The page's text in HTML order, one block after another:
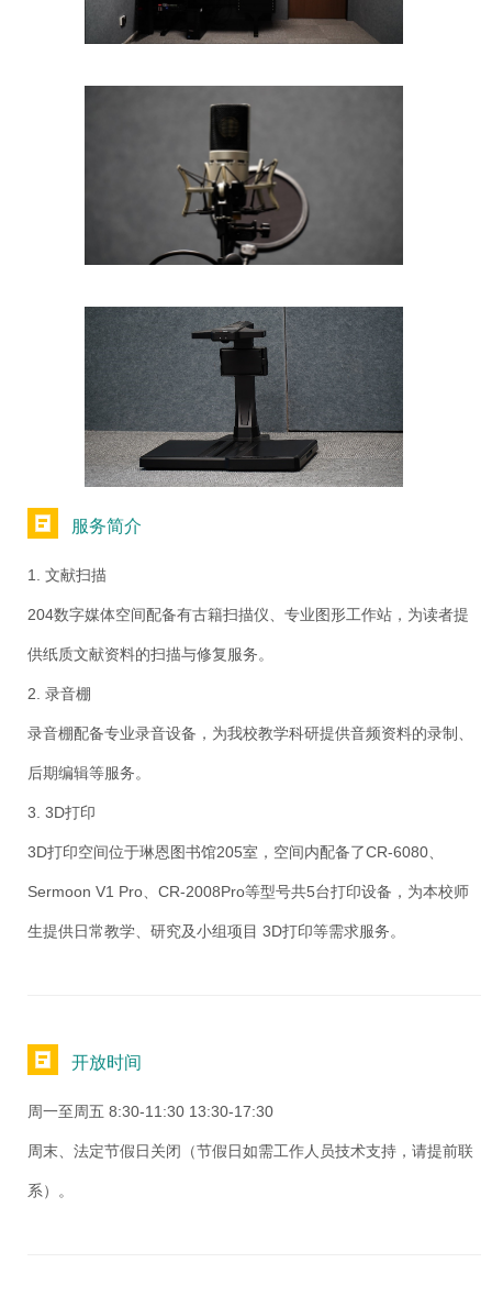
服务简介
1. 文献扫描
204数字媒体空间配备有古籍扫描仪、专业图形工作站，为读者提
供纸质文献资料的扫描与修复服务。
2. 录音棚
录音棚配备专业录音设备，为我校教学科研提供音频资料的录制、
后期编辑等服务。
3. 3D打印
3D打印空间位于琳恩图书馆205室，空间内配备了CR-6080、
Sermoon V1 Pro、CR-2008Pro等型号共5台打印设备，为本校师
生提供日常教学、研究及小组项目 3D打印等需求服务。
开放时间
周一至周五 8:30-11:30 13:30-17:30
周末、法定节假日关闭（节假日如需工作人员技术支持，请提前联
系）。